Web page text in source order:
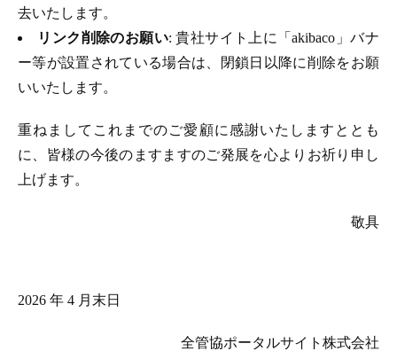
去いたします。
リンク削除のお願い: 貴社サイト上に「akibaco」バナ
ー等が設置されている場合は、閉鎖日以降に削除をお願
いいたします。
重ねましてこれまでのご愛顧に感謝いたしますととも
に、皆様の今後のますますのご発展を心よりお祈り申し
上げます。
敬具
2026 年 4 月末日
全管協ポータルサイト株式会社